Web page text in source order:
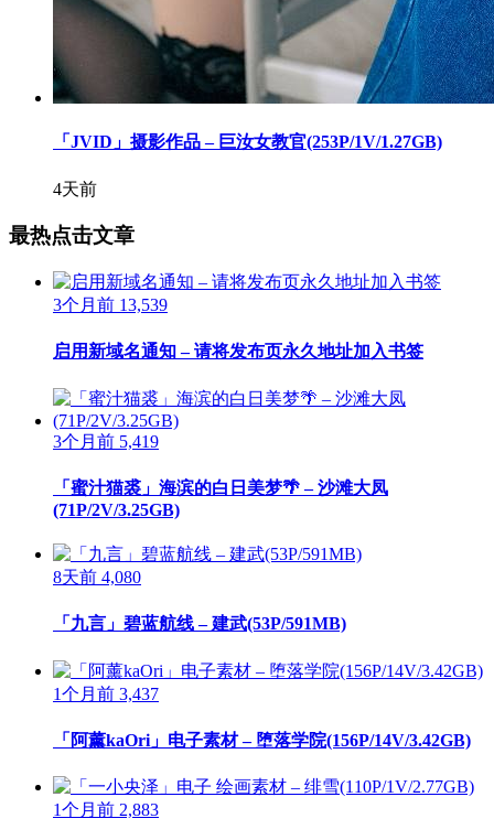
「JVID」摄影作品 – 巨汝女教官(253P/1V/1.27GB)
4天前
最热点击文章
3个月前 13,539
启用新域名通知 – 请将发布页永久地址加入书签
3个月前 5,419
「蜜汁猫裘」海滨的白日美梦🌴 – 沙滩大凤
(71P/2V/3.25GB)
8天前 4,080
「九言」碧蓝航线 – 建武(53P/591MB)
1个月前 3,437
「阿薰kaOri」电子素材 – 堕落学院(156P/14V/3.42GB)
1个月前 2,883